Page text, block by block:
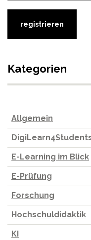
Kategorien
Allgemein
E-Learning im Blick
E-Prüfung
Forschung
Hochschuldidaktik
KI